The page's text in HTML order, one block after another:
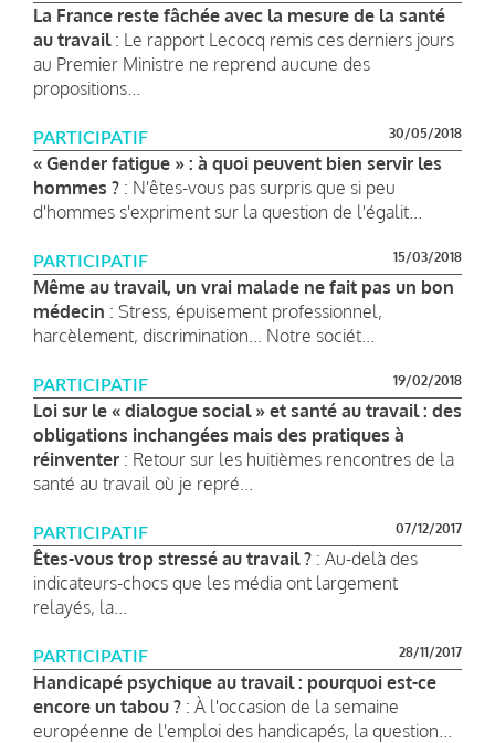
La France reste fâchée avec la mesure de la santé
au travail: Le rapport Lecocq remis ces derniers jours
au Premier Ministre ne reprend aucune des
propositions...
PARTICIPATIF 30/05/2018
« Gender fatigue » : à quoi peuvent bien servir les
hommes ? : N'êtes-vous pas surpris que si peu
d'hommes s'expriment sur la question de l'égalit...
PARTICIPATIF 15/03/2018
Même au travail, un vrai malade ne fait pas un bon
médecin : Stress, épuisement professionnel,
harcèlement, discrimination... Notre sociét...
PARTICIPATIF 19/02/2018
Loi sur le « dialogue social » et santé au travail : des
obligations inchangées mais des pratiques à
réinventer : Retour sur les huitièmes rencontres de la
santé au travail où je repré...
PARTICIPATIF 07/12/2017
Êtes-vous trop stressé au travail ? : Au-delà des
indicateurs-chocs que les média ont largement
relayés, la...
PARTICIPATIF 28/11/2017
Handicapé psychique au travail : pourquoi est-ce
encore un tabou ? : À l'occasion de la semaine
européenne de l'emploi des handicapés, la question...